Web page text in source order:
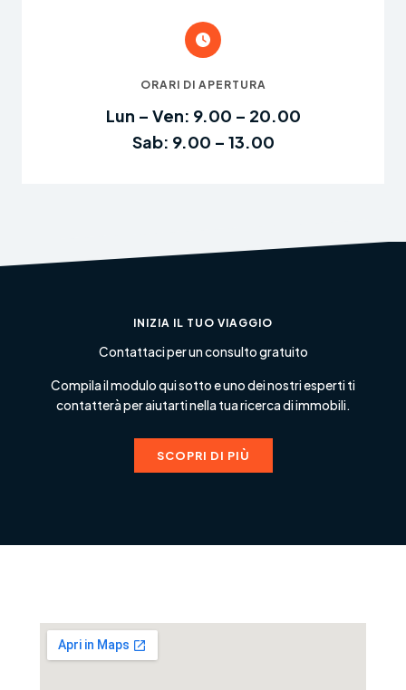
ORARI DI APERTURA
Lun – Ven: 9.00 – 20.00
Sab: 9.00 – 13.00
INIZIA IL TUO VIAGGIO
Contattaci per un consulto gratuito
Compila il modulo qui sotto e uno dei nostri esperti ti
contatterà per aiutarti nella tua ricerca di immobili.
SCOPRI DI PIÙ